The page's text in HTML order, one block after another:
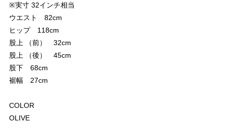
※実寸 32インチ相当
ウエスト 82cm
ヒップ 118cm
股上 （前） 32cm
股上 （後） 45cm
股下 68cm
裾幅 27cm
COLOR
OLIVE